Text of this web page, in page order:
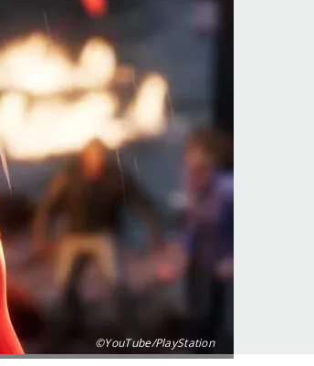
©YouTube/PlayStation